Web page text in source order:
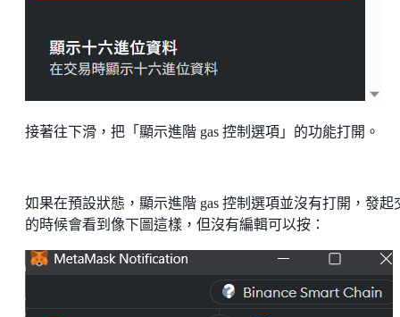
接著往下滑，把「顯示進階 gas 控制選項」的功能打開。
如果在預設狀態，顯示進階 gas 控制選項並沒有打開，發起
的時候會看到像下圖這樣，但沒有編輯可以按：